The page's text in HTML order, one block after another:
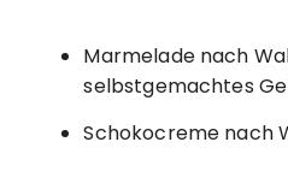
Marmelade nach
selbstgemachtes
Schokocreme nach